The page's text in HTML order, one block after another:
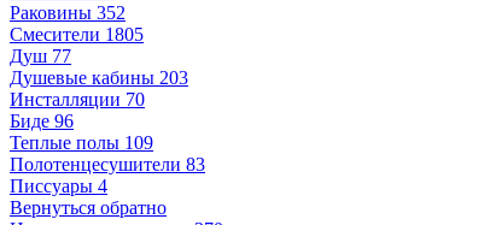
Раковины 352
Смесители 1805
Душ 77
Душевые кабины 203
Инсталляции 70
Биде 96
Теплые полы 109
Полотенцесушители 83
Писсуары 4
Вернуться обратно